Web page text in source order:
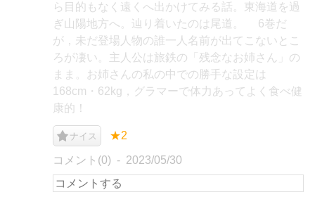
ら目的もなく遠くへ出かけてみる話。東海道を過
ぎ山陽地方へ。辿り着いたのは尾道。 6巻だ
が，未だ登場人物の誰一人名前が出てこないとこ
ろが凄い。主人公は旅鉄の「残念なお姉さん」の
まま。お姉さんの私の中での勝手な設定は
168cm・62kg，グラマーで体力あってよく食べ健
康的！
ナイス ★2
コメント(0) 2023/05/30